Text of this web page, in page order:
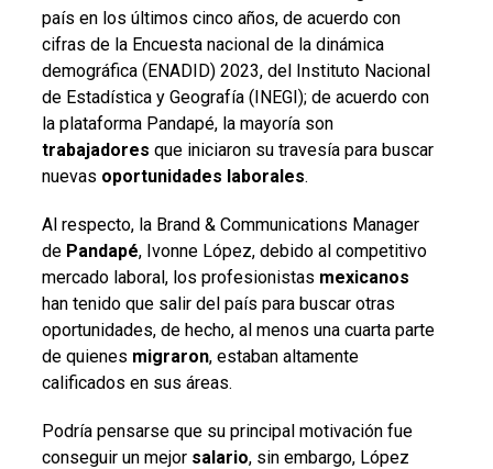
país en los últimos cinco años, de acuerdo con
cifras de la Encuesta nacional de la dinámica
demográfica (ENADID) 2023, del Instituto Nacional
de Estadística y Geografía (INEGI); de acuerdo con
la plataforma Pandapé, la mayoría son
trabajadores que iniciaron su travesía para buscar
nuevas oportunidades laborales.
Al respecto, la Brand & Communications Manager
de Pandapé, Ivonne López, debido al competitivo
mercado laboral, los profesionistas mexicanos
han tenido que salir del país para buscar otras
oportunidades, de hecho, al menos una cuarta parte
de quienes migraron, estaban altamente
calificados en sus áreas.
Podría pensarse que su principal motivación fue
conseguir un mejor salario, sin embargo, López